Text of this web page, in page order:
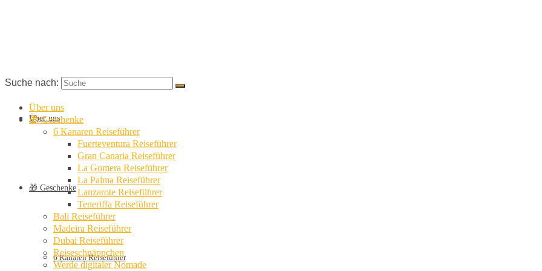
Über uns
🎁 Geschenke
6 Kanaren Reiseführer
Suche nach:
Über uns
🎁 Geschenke
6 Kanaren Reiseführer
Fuerteventura Reiseführer
Gran Canaria Reiseführer
La Gomera Reiseführer
La Palma Reiseführer
Lanzarote Reiseführer
Teneriffa Reiseführer
Bali Reiseführer
Madeira Reiseführer
Dubai Reiseführer
Reiseschnäppchen
Werde digitaler Nomade